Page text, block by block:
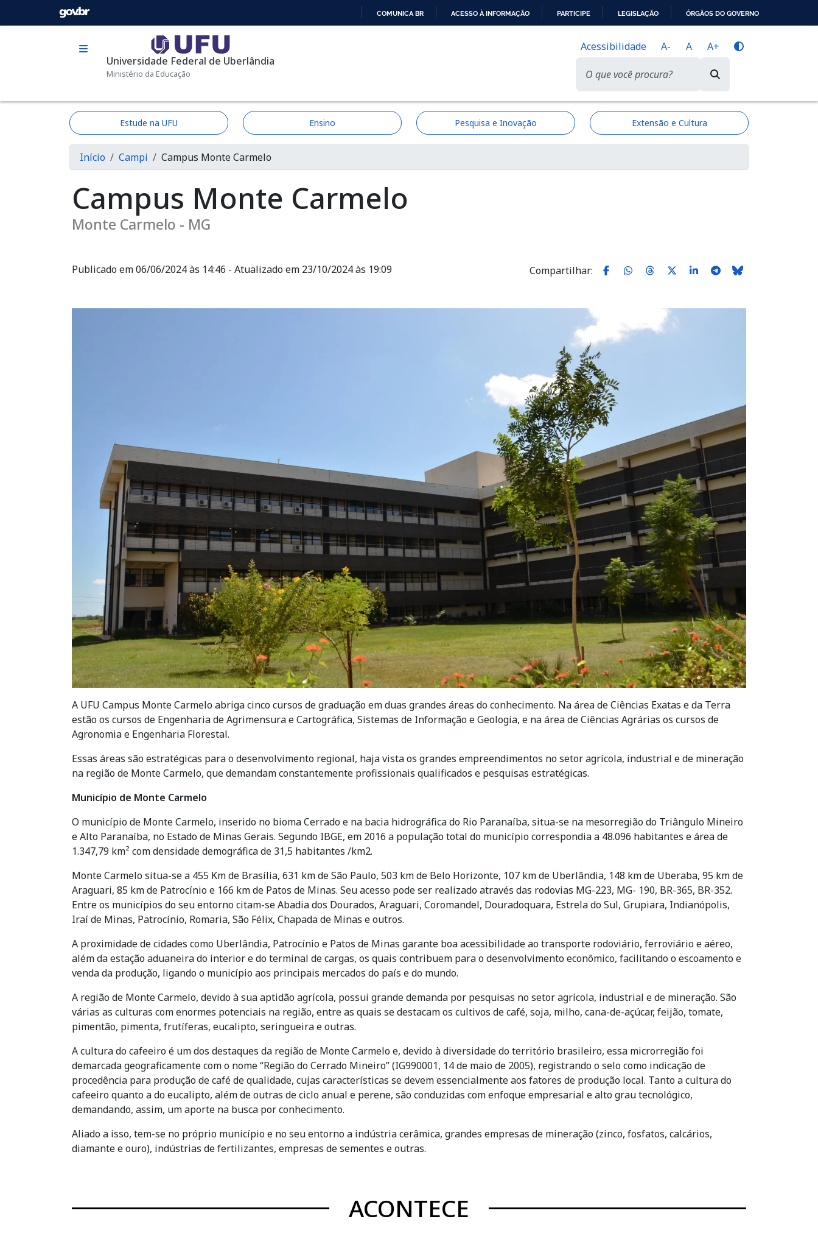
Pular para o conteúdo principal COMUNICA BR ACESSO À INFORMAÇÃO PARTICIPE LEGISLAÇÃO ÓRGÃOS DO GOVERNO
Universidade Federal de Uberlândia
Ministério da Educação
Acessibilidade A- A A+
Estude na UFU Ensino Pesquisa e Inovação Extensão e Cultura
Trilha de navegação
Início Campi Campus Monte Carmelo
Campus Monte Carmelo
Monte Carmelo - MG
Publicado em 06/06/2024 às 14:46 - Atualizado em 23/10/2024 às 19:09 Compartilhar:
A UFU Campus Monte Carmelo abriga cinco cursos de graduação em duas grandes áreas do conhecimento. Na área de Ciências Exatas e da Terra
estão os cursos de Engenharia de Agrimensura e Cartográfica, Sistemas de Informação e Geologia, e na área de Ciências Agrárias os cursos de
Agronomia e Engenharia Florestal.
Essas áreas são estratégicas para o desenvolvimento regional, haja vista os grandes empreendimentos no setor agrícola, industrial e de mineração
na região de Monte Carmelo, que demandam constantemente profissionais qualificados e pesquisas estratégicas.
Município de Monte Carmelo
O município de Monte Carmelo, inserido no bioma Cerrado e na bacia hidrográfica do Rio Paranaíba, situa-se na mesorregião do Triângulo Mineiro
e Alto Paranaíba, no Estado de Minas Gerais. Segundo IBGE, em 2016 a população total do município correspondia a 48.096 habitantes e área de
1.347,79 km² com densidade demográfica de 31,5 habitantes /km2.
Monte Carmelo situa-se a 455 Km de Brasília, 631 km de São Paulo, 503 km de Belo Horizonte, 107 km de Uberlândia, 148 km de Uberaba, 95 km de
Araguari, 85 km de Patrocínio e 166 km de Patos de Minas. Seu acesso pode ser realizado através das rodovias MG-223, MG- 190, BR-365, BR-352.
Entre os municípios do seu entorno citam-se Abadia dos Dourados, Araguari, Coromandel, Douradoquara, Estrela do Sul, Grupiara, Indianópolis,
Iraí de Minas, Patrocínio, Romaria, São Félix, Chapada de Minas e outros.
A proximidade de cidades como Uberlândia, Patrocínio e Patos de Minas garante boa acessibilidade ao transporte rodoviário, ferroviário e aéreo,
além da estação aduaneira do interior e do terminal de cargas, os quais contribuem para o desenvolvimento econômico, facilitando o escoamento e
venda da produção, ligando o município aos principais mercados do país e do mundo.
A região de Monte Carmelo, devido à sua aptidão agrícola, possui grande demanda por pesquisas no setor agrícola, industrial e de mineração. São
várias as culturas com enormes potenciais na região, entre as quais se destacam os cultivos de café, soja, milho, cana-de-açúcar, feijão, tomate,
pimentão, pimenta, frutíferas, eucalipto, seringueira e outras.
A cultura do cafeeiro é um dos destaques da região de Monte Carmelo e, devido à diversidade do território brasileiro, essa microrregião foi
demarcada geograficamente com o nome “Região do Cerrado Mineiro” (IG990001, 14 de maio de 2005), registrando o selo como indicação de
procedência para produção de café de qualidade, cujas características se devem essencialmente aos fatores de produção local. Tanto a cultura do
cafeeiro quanto a do eucalipto, além de outras de ciclo anual e perene, são conduzidas com enfoque empresarial e alto grau tecnológico,
demandando, assim, um aporte na busca por conhecimento.
Aliado a isso, tem-se no próprio município e no seu entorno a indústria cerâmica, grandes empresas de mineração (zinco, fosfatos, calcários,
diamante e ouro), indústrias de fertilizantes, empresas de sementes e outras.
ACONTECE